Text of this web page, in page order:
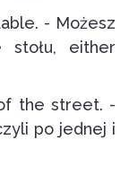
- Możesz
stołu, either
the street. -
po jednej i